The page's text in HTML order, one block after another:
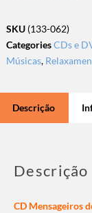
SKU (133-062)
CategoriesCDs e
Músicas,
Descrição
Descrição
CD Mensageiros